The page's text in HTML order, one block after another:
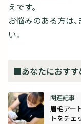
えです。
お悩みのある方は
い。
■あなたにおすす
眉毛アー
トをチェ